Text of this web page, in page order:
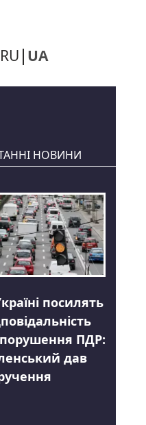
RU UA
НОВИНИ
посилять
ПДР:
дав